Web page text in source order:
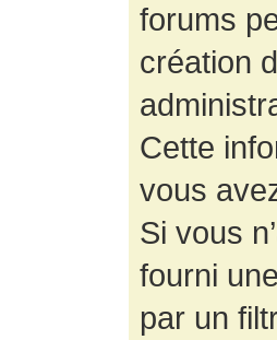
forums
création
Cette
vous
Si vous
fourni
par un